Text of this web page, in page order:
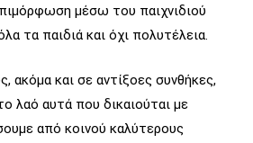
μέσω του παιχνιδιού
τα παιδιά και όχι πολυτέλεια.
ακόμα και σε αντίξοες συνθήκες,
λαό αυτά που δικαιούται με
από κοινού καλύτερους